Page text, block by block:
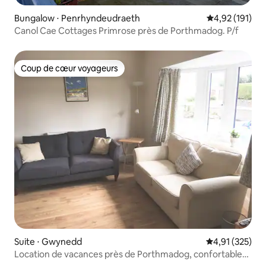
Bungalow ⋅ Penrhyndeudraeth Évaluation
4,92 (191)
Canol Cae Cottages Primrose près de Porthmadog. P/f
Coup de cœur voyageurs
Coup de cœur voyageurs
Suite ⋅ Gwynedd Évaluation
4,91 (325)
Location de vacances près de Porthmadog, confortable